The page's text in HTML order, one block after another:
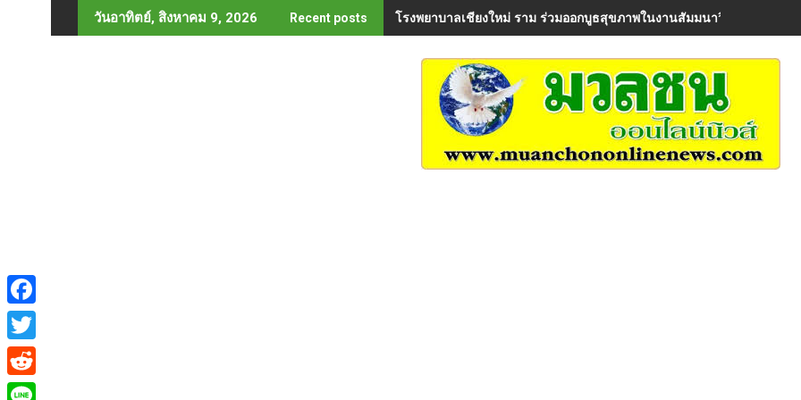
to
วันอาทิตย์, สิงหาคม 9, 2026 Recent posts โรงพยาบาลเชียงใหม่ ราม ร่วมออกบูธสุขภาพในงานสัมมนาวิชาการ AIA
F
a
c
T
w
R